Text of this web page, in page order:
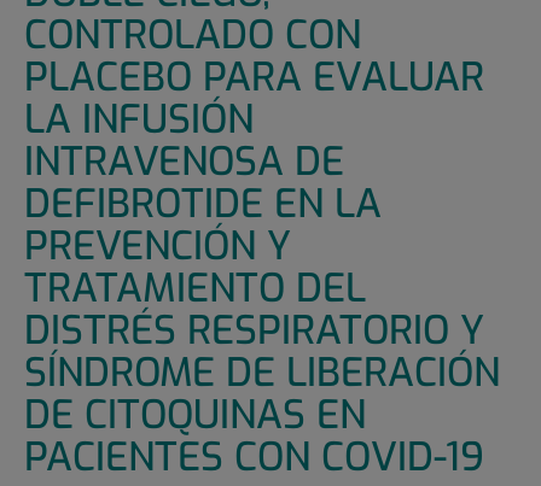
CONTROLADO CON
PLACEBO PARA EVALUAR
LA INFUSIÓN
INTRAVENOSA DE
DEFIBROTIDE EN LA
PREVENCIÓN Y
TRATAMIENTO DEL
DISTRÉS RESPIRATORIO Y
SÍNDROME DE LIBERACIÓN
DE CITOQUINAS EN
PACIENTES CON COVID-19